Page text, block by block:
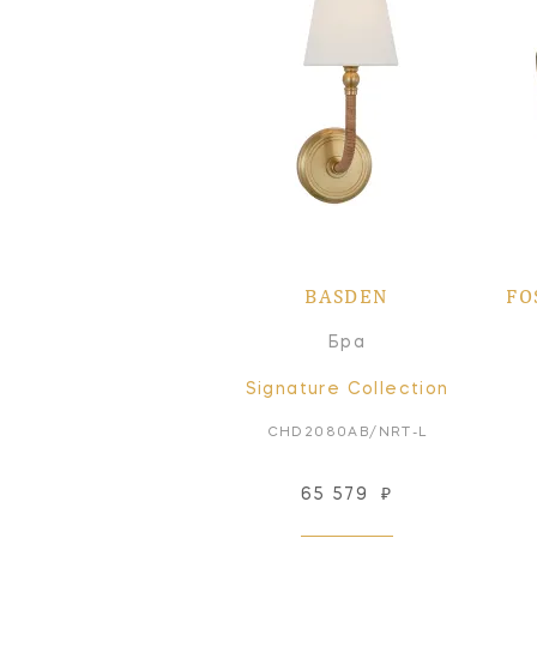
BASDEN
Бра
Signature Collection
CHD2080AB/NRT-L
65 579 ₽